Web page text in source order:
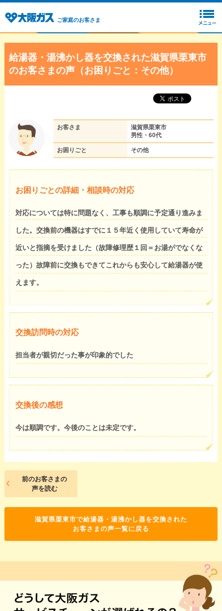
ご家庭のお客さま
給湯器・湯沸かし器を交換された滋賀県栗東市
のお客さまの声（お困りごと：その他）
お客さま
滋賀県栗東市
男性・60代
お困りごと その他
お困りごとの詳細・相談時の対応
対応については特に問題なく、工事も順調に予定通り進みま
した。交換前の機器はすでに１５年近く使用していて寿命が
近いと指摘を受けました（故障修理歴１回＝お湯がでなくな
った）故障前に交換もできてこれからも安心して給湯器が使
えます。
交換訪問時の対応
担当者が親切だった事が印象的でした
交換後の感想
今は順調です。今後のことは未定です。
前のお客さまの
声を読む
滋賀県栗東市で給湯器・湯沸かし器を交換された
お客さまの声一覧に戻る